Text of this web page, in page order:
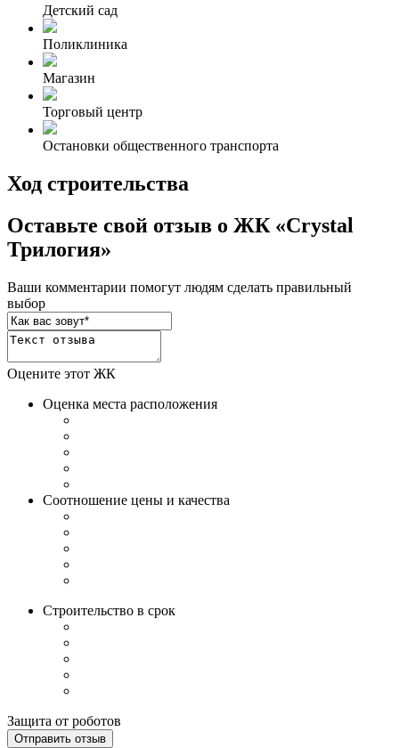
Детский сад
Поликлиника
Магазин
Торговый центр
Остановки общественного транспорта
Ход строительства
Оставьте свой отзыв о ЖК «Crystal
Трилогия»
Ваши комментарии помогут людям сделать правильный
выбор
Оцените этот ЖК
Оценка места расположения
Соотношение цены и качества
Строительство в срок
Защита от роботов
Отправить отзыв